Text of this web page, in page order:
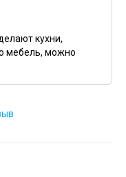
кухни,
мебель, можно